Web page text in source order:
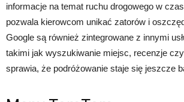
informacje na temat ruchu drogowego w
pozwala kierowcom unikać zatorów i
Google są również zintegrowane z innymi
takimi jak wyszukiwanie miejsc, recenzje
sprawia, że podróżowanie staje się jeszcze